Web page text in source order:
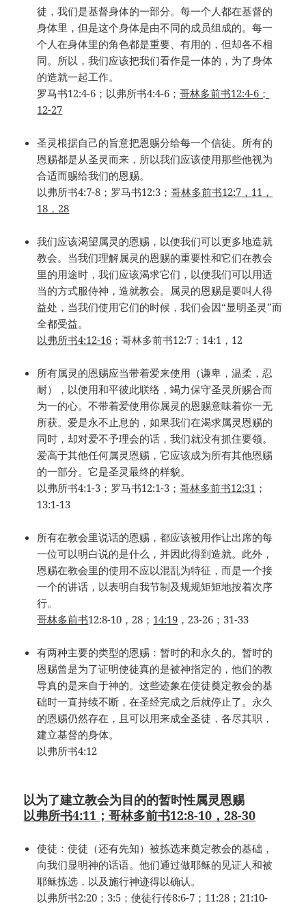
徒，我们是基督身体的一部分。每一个人都在基督的
身体里，但是这个身体是由不同的成员组成的。每一
个人在身体里的角色都是重要、有用的，但却各不相
同。所以，我们应该把我们看作是一体的，为了身体
的造就一起工作。
罗马书12:4-6；以弗所书4:4-6；哥林多前书12:4-6 ；
12-27
圣灵根据自己的旨意把恩赐分给每一个信徒。所有的
恩赐都是从圣灵而来，所以我们应该使用那些他视为
合适而赐给我们的恩赐。
以弗所书4:7-8；罗马书12:3；哥林多前书12:7 ， 11 ，
18 ， 28
我们应该渴望属灵的恩赐，以便我们可以更多地造就
教会。当我们理解属灵的恩赐的重要性和它们在教会
里的用途时，我们应该渴求它们，以便我们可以用适
当的方式服侍神，造就教会。属灵的恩赐是要叫人得
益处，当我们使用它们的时候，我们会因“显明圣灵”而
全都受益。
以弗所书4:12-16 ；哥林多前书12:7；14:1，12
所有属灵的恩赐应当带着爱来使用（谦卑，温柔，忍
耐），以便用和平彼此联络，竭力保守圣灵所赐合而
为一的心。不带着爱使用你属灵的恩赐意味着你一无
所获。爱是永不止息的，如果我们在渴求属灵恩赐的
同时，却对爱不予理会的话，我们就没有抓住要领。
爱高于其他任何属灵恩赐，它应该成为所有其他恩赐
的一部分。它是圣灵最终的样貌。
以弗所书4:1-3；罗马书12:1-3；哥林多前书12:31 ；
13:1-13
所有在教会里说话的恩赐，都应该被用作让出席的每
一位可以明白说的是什么，并因此得到造就。此外，
恩赐在教会里的使用不应以混乱为特征，而是一个接
一个的讲话，以表明自我节制及规规矩矩地按着次序
行。
哥林多前书12:8-10，28； 14:19 ，23-26；31-33
有两种主要的类型的恩赐：暂时的和永久的。暂时的
恩赐曾是为了证明使徒真的是被神指定的，他们的教
导真的是来自于神的。这些迹象在使徒奠定教会的基
础时一直持续不断，在圣经完成之后就停止了。永久
的恩赐仍然存在，且可以用来成全圣徒，各尽其职，
建立基督的身体。
以弗所书4:12
以为了建立教会为目的的暂时性属灵恩赐
以弗所书4:11 ；哥林多前书12:8-10 ，28-30
使徒：使徒（还有先知）被拣选来奠定教会的基础，
向我们显明神的话语。他们通过做耶稣的见证人和被
耶稣拣选，以及施行神迹得以确认。
以弗所书2:20；3:5；使徒行传8:6-7；11:28；21:10-